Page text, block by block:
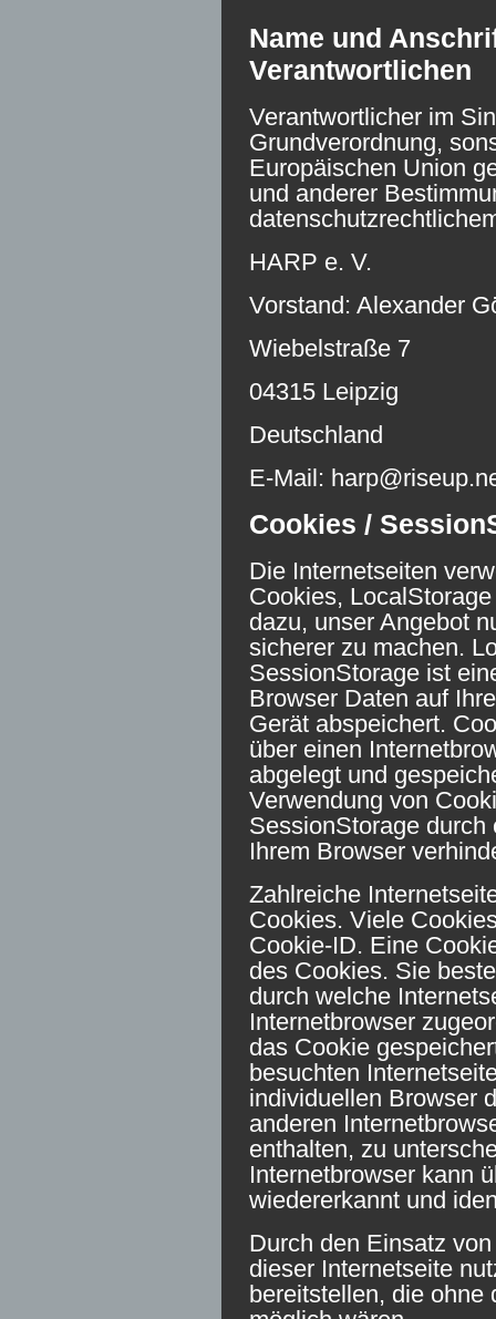
Name und
Verantwortlichen
Verantwortlicher im
Grundverordnung,
Europäischen Union
und anderer
HARP e. V.
Vorstand: Alexander
Wiebelstraße 7
04315 Leipzig
Deutschland
E-Mail:
Cookies /
Die Internetseiten
Cookies,
dazu, unser Angebot
sicherer zu machen.
SessionStorage ist
Browser Daten auf
Gerät abspeichert.
über einen
abgelegt und
Verwendung von
SessionStorage
Ihrem Browser
Zahlreiche
Cookies. Viele
Cookie-ID. Eine
des Cookies. Sie
durch welche
Internetbrowser
das Cookie
besuchten
individuellen Browser
anderen
enthalten, zu
Internetbrowser kann
wiedererkannt und
Durch den Einsatz
dieser Internetseite
bereitstellen, die ohne